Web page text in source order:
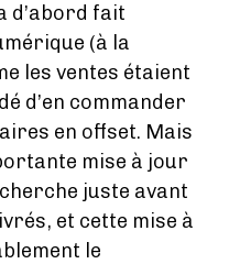
d’abord fait
(à la
les ventes étaient
d’en commander
en offset. Mais
mise à jour
juste avant
et cette mise à
le